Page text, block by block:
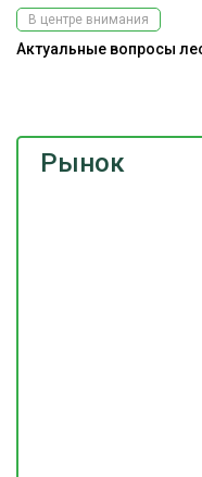
Рынок
В центре внимания
Актуальные вопросы